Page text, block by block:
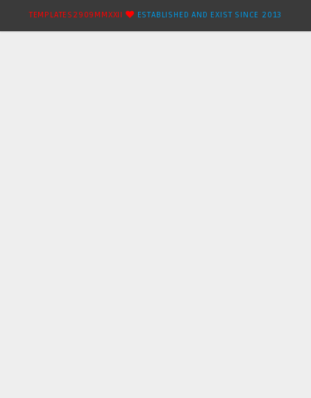
TEMPLATES2909MMXXII
ESTABLISHED AND EXIST SINCE 2013